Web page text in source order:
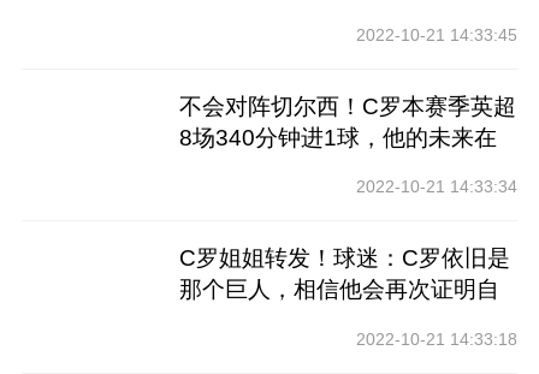
2022-10-21 14:33:45
不会对阵切尔西！C罗本赛季英超
8场340分钟进1球，他的未来在
2022-10-21 14:33:34
C罗姐姐转发！球迷：C罗依旧是
那个巨人，相信他会再次证明自
2022-10-21 14:33:18